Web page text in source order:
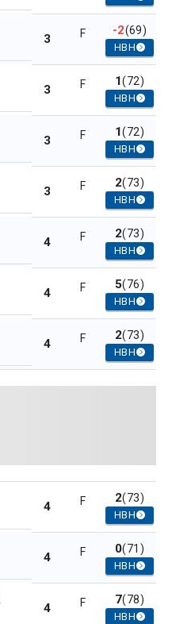
3 F -2(69)
HBH
3 F 1(72)
HBH
3 F 1(72)
HBH
3 F 2(73)
HBH
4 F 2(73)
HBH
4 F 5(76)
HBH
4 F 2(73)
HBH
4 F 2(73)
HBH
4 F 0(71)
HBH
4 F 7(78)
HBH